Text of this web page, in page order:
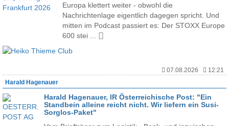
Europa klettert weiter - obwohl die
Nachrichtenlage eigentlich dagegen spricht. Und
mitten im Podcast passiert es: Der STOXX Europe
600 stei ...
07.08.2026
12:21
Harald Hagenauer
Harald Hagenauer, IR Österreichische Post: "Ein
Standbein alleine reicht nicht. Wir liefern ein Susi-
Sorglos-Paket"